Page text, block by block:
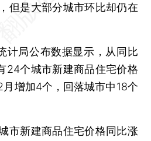
但是大部分城市环比却仍在
局公布数据显示，从同比
24个城市新建商品住宅价格
增加4个，回落城市中18个
新建商品住宅价格同比涨